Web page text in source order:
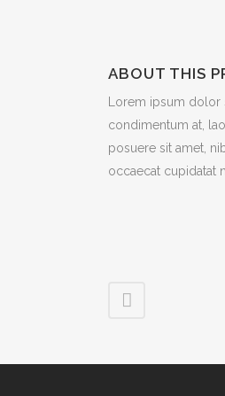
ABOUT THIS
Lorem ipsum
condimentum at,
posuere sit amet,
occaecat cupidatat